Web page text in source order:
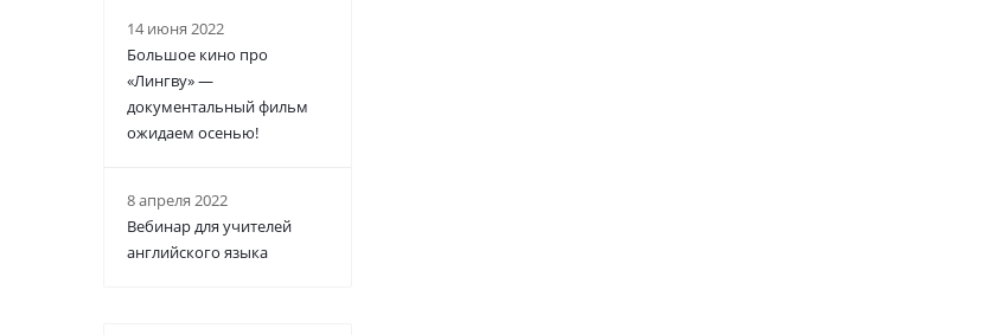
14 июня 2022
Большое кино про
«Лингву» —
документальный фильм
ожидаем осенью!
8 апреля 2022
Вебинар для учителей
английского языка